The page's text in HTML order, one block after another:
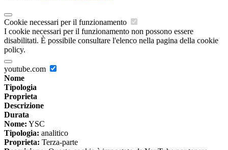
Cookie necessari per il funzionamento
I cookie necessari per il funzionamento non possono essere
disabilitati. È possibile consultare l'elenco nella pagina della cookie
policy.
youtube.com
Nome
Tipologia
Proprieta
Descrizione
Durata
Nome: YSC
Tipologia: analitico
Proprieta: Terza-parte